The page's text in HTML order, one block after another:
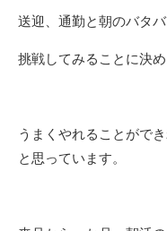
送迎、通勤と朝のバタ
挑戦してみることに決め
うまくやれることがで
と思っています。